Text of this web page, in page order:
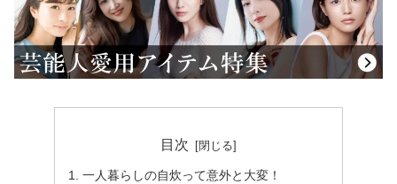
目次
一人暮らしの自炊って意外と大変！